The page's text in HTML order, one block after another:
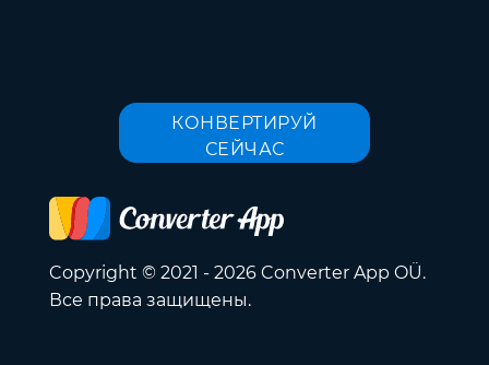
КОНВЕРТИРУЙ
СЕЙЧАС
Copyright © 2021 - 2026 Converter App OÜ.
Все права защищены.